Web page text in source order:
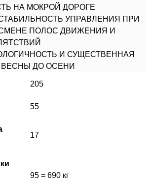
НА МОКРОЙ ДОРОГЕ
УПРАВЛЕНИЯ ПРИ
ПОЛОС ДВИЖЕНИЯ И
И СУЩЕСТВЕННАЯ
ДО ОСЕНИ
205
55
17
95 = 690 кг